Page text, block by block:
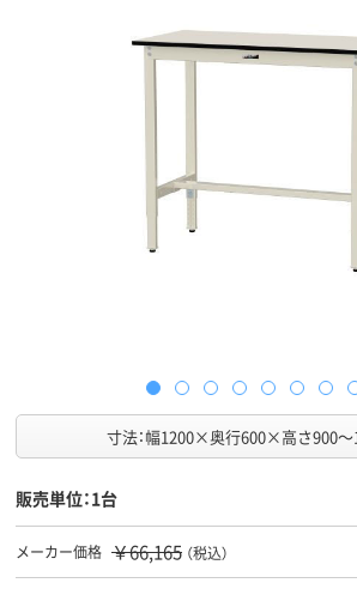
寸法：幅1200×奥行600×高さ900
販売単位：1台
メーカー価格 ￥66,165 （税込）